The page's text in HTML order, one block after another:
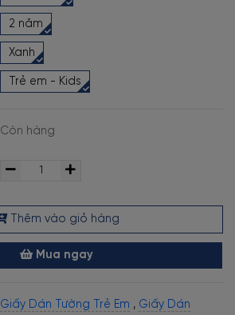
2 năm
Xanh
Trẻ em - Kids
Còn hàng
Thêm vào giỏ hàng
Mua ngay
Giấy Dán Tường Trẻ Em , Giấy Dán